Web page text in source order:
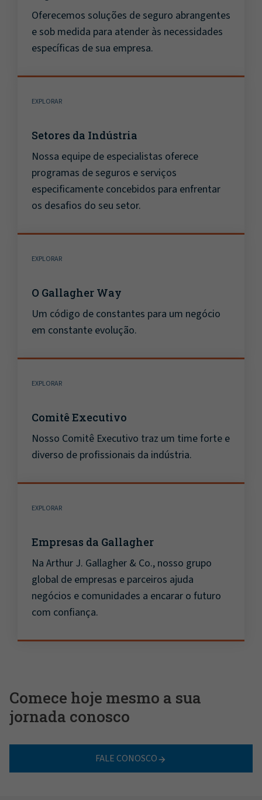
Oferecemos soluções de seguro abrangentes
e sob medida para atender às necessidades
específicas de sua empresa.
EXPLORAR
Setores da Indústria
Nossa equipe de especialistas oferece
programas de seguros e serviços
especificamente concebidos para enfrentar
os desafios do seu setor.
EXPLORAR
O Gallagher Way
Um código de constantes para um negócio
em constante evolução.
EXPLORAR
Comitê Executivo
Nosso Comitê Executivo traz um time forte e
diverso de profissionais da indústria.
EXPLORAR
Empresas da Gallagher
Na Arthur J. Gallagher & Co., nosso grupo
global de empresas e parceiros ajuda
negócios e comunidades a encarar o futuro
com confiança.
Comece hoje mesmo a sua
jornada conosco
FALE CONOSCO